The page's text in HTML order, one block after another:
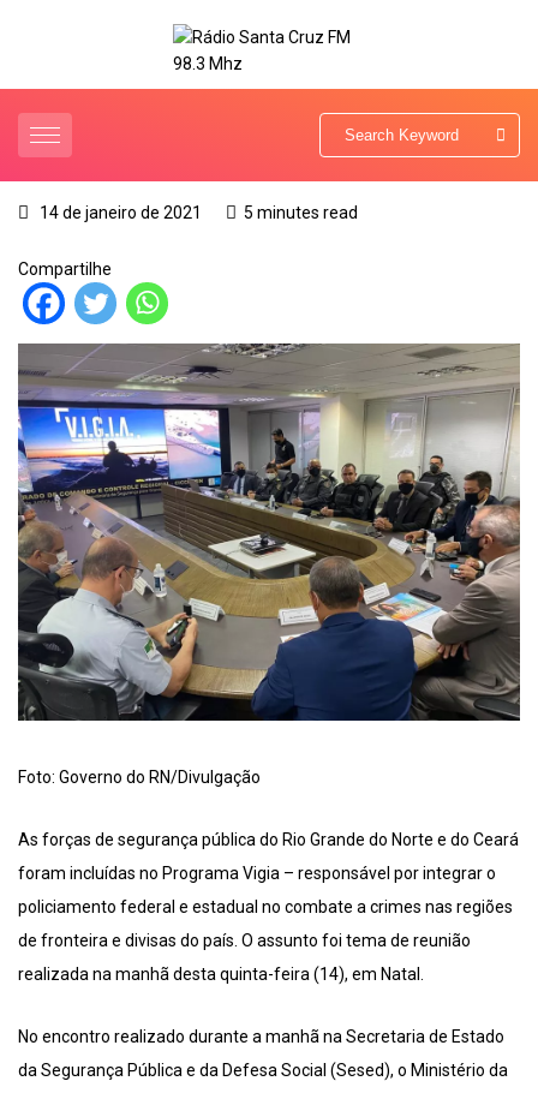
14 de janeiro de 2021 5 minutes read
Compartilhe
Foto: Governo do RN/Divulgação
As forças de segurança pública do Rio Grande do Norte e do Ceará
foram incluídas no Programa Vigia – responsável por integrar o
policiamento federal e estadual no combate a crimes nas regiões
de fronteira e divisas do país. O assunto foi tema de reunião
realizada na manhã desta quinta-feira (14), em Natal.
No encontro realizado durante a manhã na Secretaria de Estado
da Segurança Pública e da Defesa Social (Sesed), o Ministério da